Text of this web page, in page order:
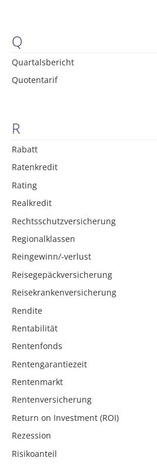
Q
Quartalsbericht
Quotentarif
R
Rabatt
Ratenkredit
Rating
Realkredit
Rechtsschutzversicherung
Regionalklassen
Reingewinn/-verlust
Reisegepäckversicherung
Reisekrankenversicherung
Rendite
Rentabilität
Rentenfonds
Rentengarantiezeit
Rentenmarkt
Rentenversicherung
Return on Investment (ROI)
Rezession
Risikoanteil